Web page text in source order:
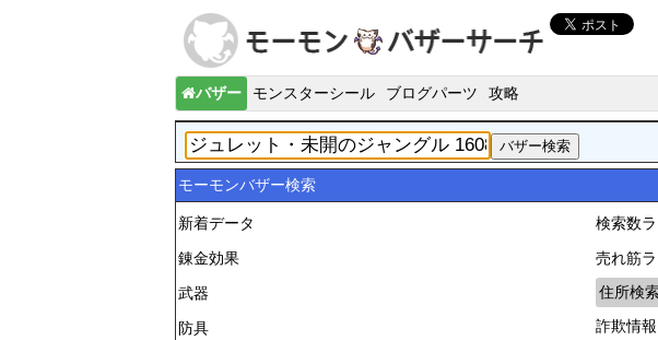
バザー モンスターシール ブログパーツ 攻略
モーモンバザー検索
新着データ
錬金効果
武器
防具
検索数
売れ筋
住所検
詐欺情報